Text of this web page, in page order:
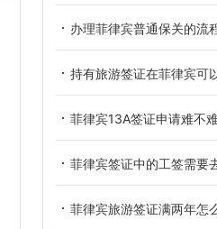
办理菲律宾普通保关的流
持有旅游签证在菲律宾可
菲律宾13A签证申请难不
菲律宾签证中的工签需要
菲律宾旅游签证满两年怎